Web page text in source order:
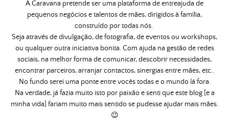
A Caravana pretende ser uma plataforma de entreajuda de
pequenos negócios e talentos de mães, dirigidos à família,
construído por todas nós.
Seja através de divulgação, de fotografia, de eventos ou workshops,
ou qualquer outra iniciativa bonita. Com ajuda na gestão de redes
sociais, na melhor forma de comunicar, descobrir necessidades,
encontrar parceiros, arranjar contactos, sinergias entre mães, etc..
No fundo serei uma ponte entre vocês todas e o mundo lá fora.
Na verdade, já fazia muito isto por paixão e senti que este blog [e a
minha vida] fariam muito mais sentido se pudesse ajudar mais mães.
😉